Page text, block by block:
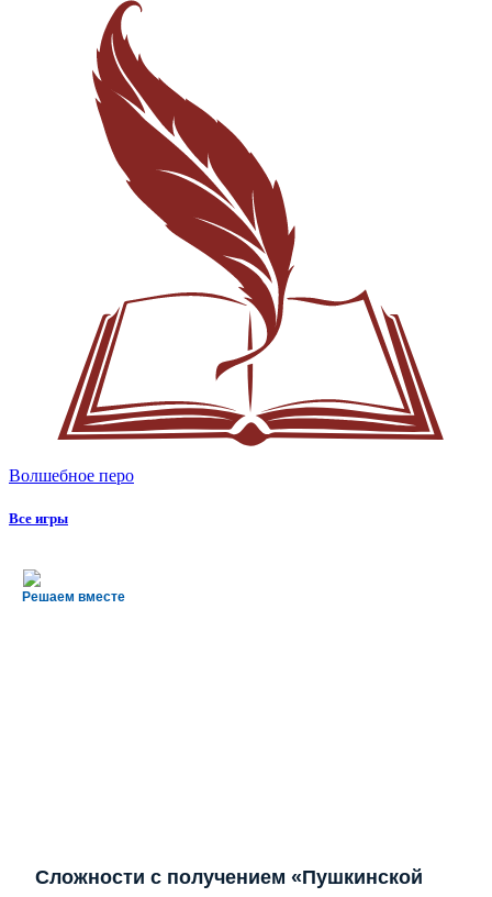
Волшебное перо
Все игры
Решаем вместе
Сложности с получением «Пушкинской